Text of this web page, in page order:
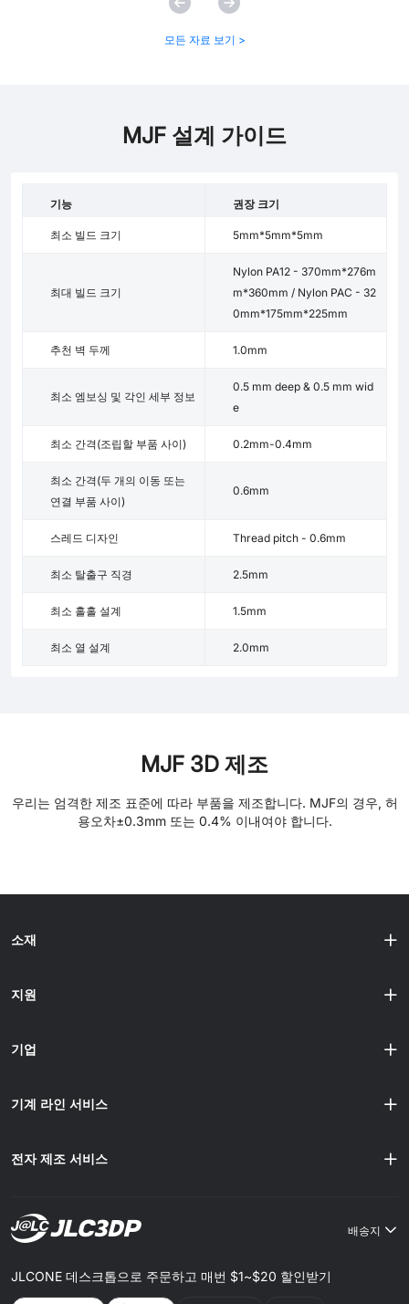
모든 자료 보기 >
MJF 설계 가이드
기능 권장 크기
최소 빌드 크기 5mm*5mm*5mm
최대 빌드 크기
Nylon PA12 - 370mm*276m
m*360mm / Nylon PAC - 32
0mm*175mm*225mm
추천 벽 두께 1.0mm
최소 엠보싱 및 각인 세부 정보
0.5 mm deep & 0.5 mm wid
e
최소 간격(조립할 부품 사이) 0.2mm-0.4mm
최소 간격(두 개의 이동 또는
연결 부품 사이)
0.6mm
스레드 디자인 Thread pitch - 0.6mm
최소 탈출구 직경 2.5mm
최소 홀홀 설계 1.5mm
최소 열 설계 2.0mm
MJF 3D 제조
우리는 엄격한 제조 표준에 따라 부품을 제조합니다. MJF의 경우, 허
용오차±0.3mm 또는 0.4% 이내여야 합니다.
소재
지원
기업
기계 라인 서비스
전자 제조 서비스
배송지
JLCONE 데스크톱으로 주문하고 매번 $1~$20 할인받기